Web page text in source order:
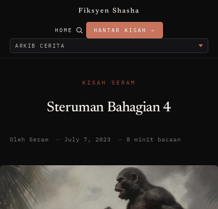
Fiksyen Shasha
HOME HANTAR KISAH →
KISAH SERAM
Steruman Bahagian 4
Oleh Seram — July 7, 2023 — 8 minit bacaan